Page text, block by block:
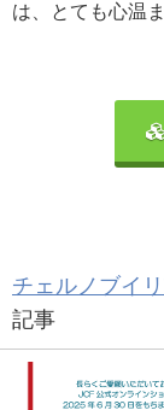
は、とても心温
チェルノブイ
記事